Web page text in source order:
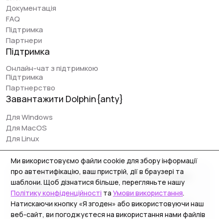
сервіси легко налаштовуються - від установки і до
запуску перших заливок може пройти 5-10 хвилин. Так
відкритість команди до нових доопрацювань, сервіс
часто апається і поліпшується.
@earlyberkut
Використовую тільки Дольфін останніми місяцями. В
цілому користуватися дуже зручно та комфортно,
працювати з ним на одних профілях, які
синхронізуються - дуже зручно.
Єдина проблема - у працівника чомусь трапляються
неполадки з розширенням, виникають якісь збої і
доводиться іноді його перевстановлювати. Також
Документація
FAQ
Підтримка
Партнери
Підтримка
Онлайн-чат з підтримкою
Підтримка
Партнерство
Завантажити Dolphin{anty}
Для Windows
Для MacOS
Для Linux
© 2026 Zhitnyakov software solutions LTD. All rights
reserved.
Georgiou A`13, Stala Court off. 3, Germasogeia 4040,
Limassol, Cyprus
Ми використовуємо файли cookie для збору інформації
про автентифікацію, ваш пристрій, дії в браузері та
шаблони. Щоб дізнатися більше, перегляньте нашу
Політику конфіденційності та Умови використання.
Натискаючи кнопку «Я згоден» або використовуючи наш
веб-сайт, ви погоджуєтеся на використання нами файлів